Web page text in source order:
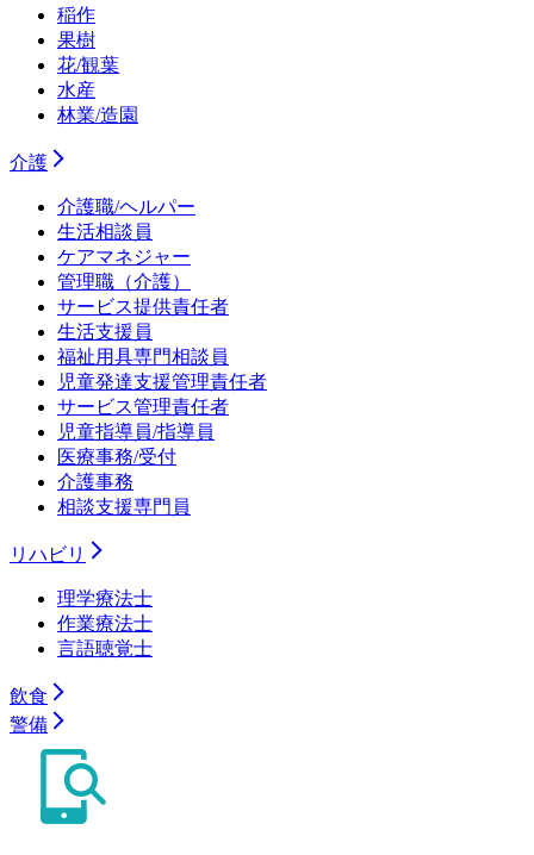
稲作
果樹
花/観葉
水産
林業/造園
介護
介護職/ヘルパー
生活相談員
ケアマネジャー
管理職（介護）
サービス提供責任者
生活支援員
福祉用具専門相談員
児童発達支援管理責任者
サービス管理責任者
児童指導員/指導員
医療事務/受付
介護事務
相談支援専門員
リハビリ
理学療法士
作業療法士
言語聴覚士
飲食
警備